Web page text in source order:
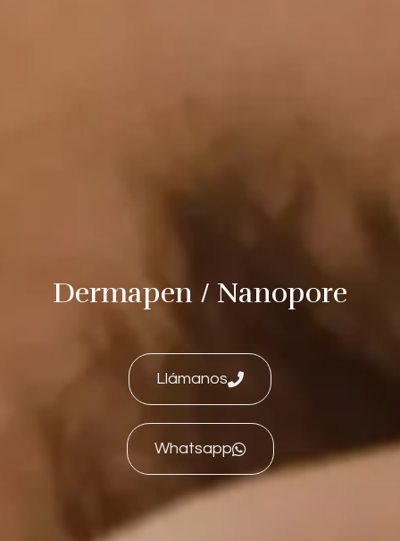
Dermapen / Nanopore
Llámanos
Whatsapp